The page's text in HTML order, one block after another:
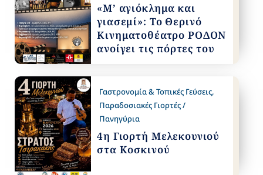
«Μ’ αγιόκλημα και
γιασεμί»: Το Θερινό
Κινηματοθέατρο ΡΟΔΟΝ
ανοίγει τις πόρτες του
Γαστρονομία & Τοπικές Γεύσεις,
Παραδοσιακές Γιορτές /
Πανηγύρια
4η Γιορτή Μελεκουνιού
στα Κοσκινού